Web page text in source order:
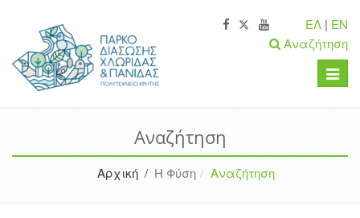
ΕΛ | EN
Αναζήτηση
Toggle
Αναζήτηση
Αρχική / Η Φύση Αναζήτηση